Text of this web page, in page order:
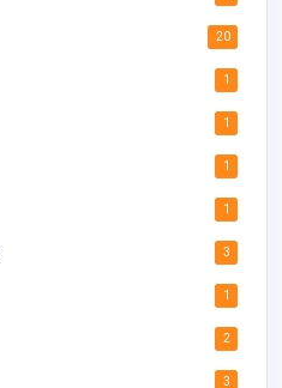
20
1
1
1
1
3
1
2
3